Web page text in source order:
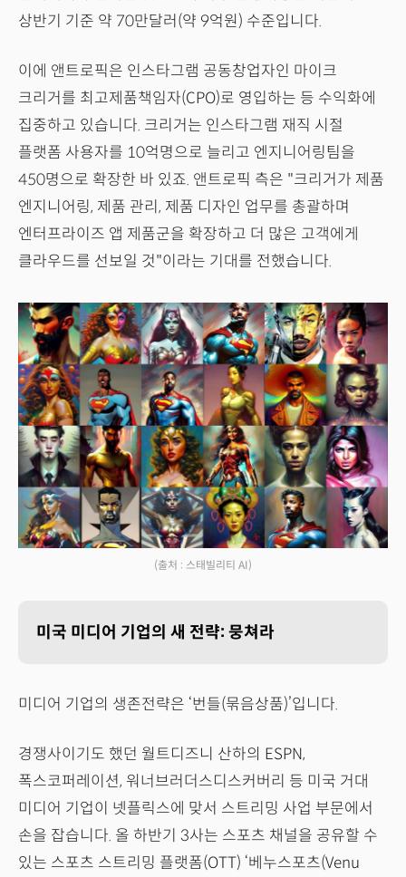
상반기 기준 약 70만달러(약 9억원) 수준입니다.
이에 앤트로픽은 인스타그램 공동창업자인 마이크
크리거를 최고제품책임자(CPO)로 영입하는 등 수익화에
집중하고 있습니다. 크리거는 인스타그램 재직 시절
플랫폼 사용자를 10억명으로 늘리고 엔지니어링팀을
450명으로 확장한 바 있죠. 앤트로픽 측은 "크리거가 제품
엔지니어링, 제품 관리, 제품 디자인 업무를 총괄하며
엔터프라이즈 앱 제품군을 확장하고 더 많은 고객에게
클라우드를 선보일 것"이라는 기대를 전했습니다.
(출처 : 스태빌리티 AI)
미국 미디어 기업의 새 전략: 뭉쳐라
미디어 기업의 생존전략은 ‘번들(묶음상품)’입니다.
경쟁사이기도 했던 월트디즈니 산하의 ESPN,
폭스코퍼레이션, 워너브러더스디스커버리 등 미국 거대
미디어 기업이 넷플릭스에 맞서 스트리밍 사업 부문에서
손을 잡습니다. 올 하반기 3사는 스포츠 채널을 공유할 수
있는 스포츠 스트리밍 플랫폼(OTT) ‘베누스포츠(Venu